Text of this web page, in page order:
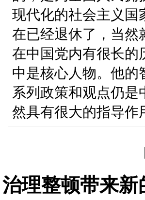
现代化的社会主义国
在已经退休了，当然
在中国党内有很长的
中是核心人物。他的
系列政策和观点仍
然具有很大的指导作
治理整顿带来